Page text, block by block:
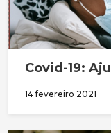
Covid-19:
14 fevereiro 2021